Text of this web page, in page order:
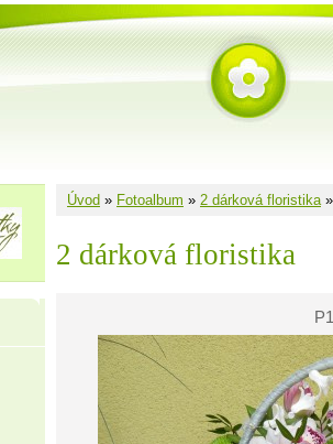
Úvod » Fotoalbum » 2 dárková floristika
2 dárková floristika